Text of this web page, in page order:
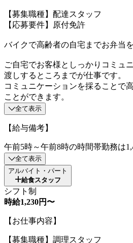
【募集職種】配達スタッフ
【応募要件】原付免許
バイクで高齢者の自宅までお弁当
ご自宅でお客様としっかりコミュ
渡しするところまでが仕事です。
コミュニケーションを採ることで
ことができます。
全て表示
【給与備考】
午前5時～午前8時の時間帯勤務は
全て表示
アルバイト・パート
給食スタッフ
シフト制
時給1,230円〜
【お仕事内容】
【募集職種】調理スタッフ